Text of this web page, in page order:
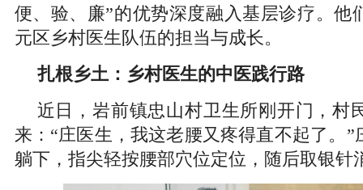
便、验、廉”的优势深度融入基层诊疗。他
元区乡村医生队伍的担当与成长。
扎根乡土：乡村医生的中医践行路
近日，岩前镇忠山村卫生所刚开门，村
来：“庄医生，我这老腰又疼得直不起了。
躺下，指尖轻按腰部穴位定位，随后取银针